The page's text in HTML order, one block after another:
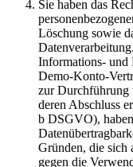
Sie haben das
Löschung sowie
Informations- und
Demo-Konto-
zur Durchführung
deren Abschluss
b DSGVO),
Gründen, die sich
gegen die